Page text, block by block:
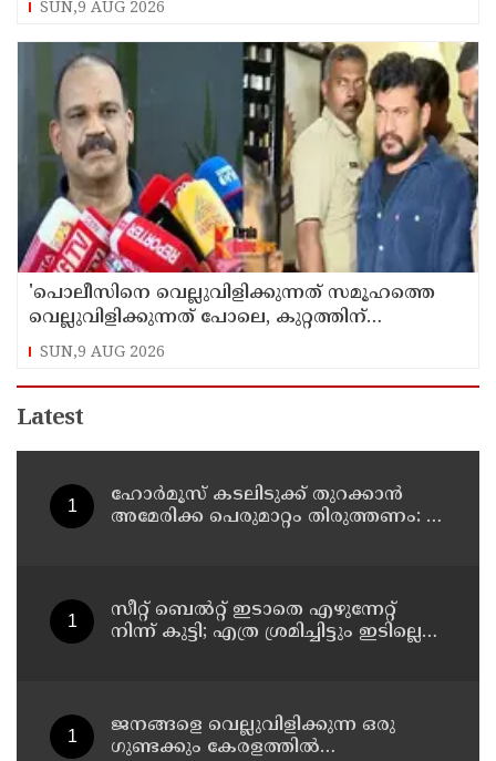
SUN,9 AUG 2026
'പൊലീസിനെ വെല്ലുവിളിക്കുന്നത് സമൂഹത്തെ
വെല്ലുവിളിക്കുന്നത് പോലെ, കുറ്റത്തിന്
അനുസരിച്ച് ശിക്ഷ നല്‍കും':എഡിജിപി
SUN,9 AUG 2026
Latest
ഹോര്‍മൂസ് കടലിടുക്ക് തുറക്കാന്‍
അമേരിക്ക പെരുമാറ്റം തിരുത്തണം: 6
സീറ്റ് ബെല്‍റ്റ് ഇടാതെ എഴുന്നേറ്റ്
നിന്ന് കുട്ടി; എത്ര ശ്രമിച്ചിട്ടും ഇടില്ലെന്ന്
ജനങ്ങളെ വെല്ലുവിളിക്കുന്ന ഒരു
ഗുണ്ടക്കും കേരളത്തില്‍